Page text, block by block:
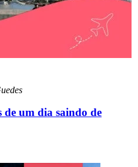
de um dia saindo de